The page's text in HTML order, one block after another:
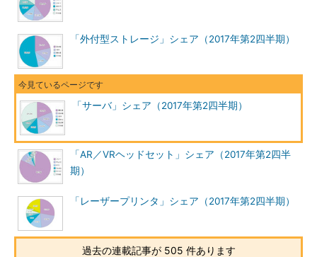
「外付型ストレージ」シェア（2017年第2四半期）
「サーバ」シェア（2017年第2四半期）
「AR／VRヘッドセット」シェア（2017年第2四半
期）
「レーザープリンタ」シェア（2017年第2四半期）
過去の連載記事が 505 件あります